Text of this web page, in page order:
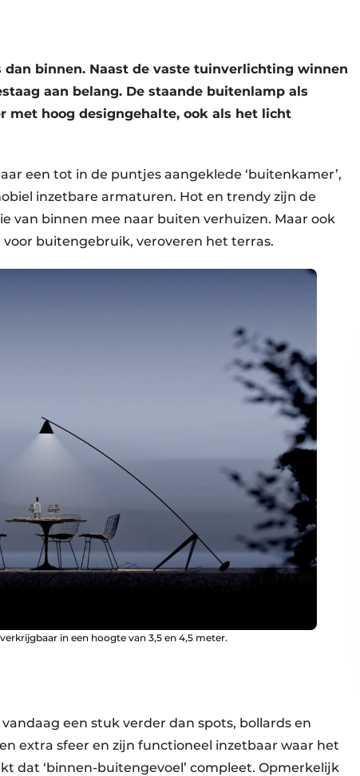
binnen. Naast de vaste tuinverlichting winnen
aan belang. De staande buitenlamp als
met hoog designgehalte, ook als het licht
een tot in de puntjes aangeklede ‘buitenkamer’,
inzetbare armaturen. Hot en trendy zijn de
van binnen mee naar buiten verhuizen. Maar ook
buitengebruik, veroveren het terras.
in een hoogte van 3,5 en 4,5 meter.
een stuk verder dan spots, bollards en
extra sfeer en zijn functioneel inzetbaar waar het
dat ‘binnen-buitengevoel’ compleet. Opmerkelijk